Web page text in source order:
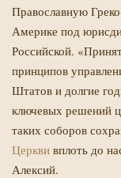
Православную
Америке под
Российской.
принципов
Штатов и долгие
ключевых решений
таких соборов
Церкви вплоть до
Алексий.